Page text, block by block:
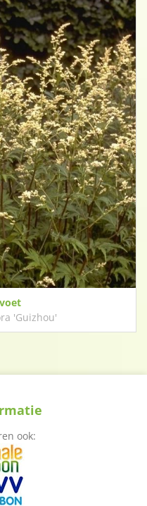
'Guizhou'
ook: